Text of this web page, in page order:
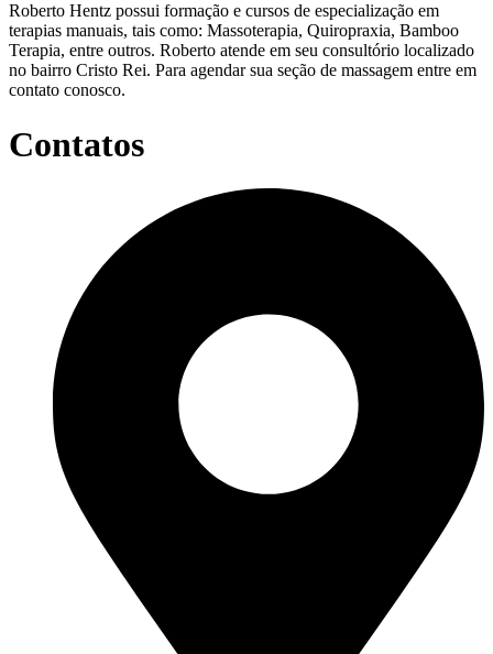
Roberto Hentz possui formação e cursos de especialização em
terapias manuais, tais como: Massoterapia, Quiropraxia, Bamboo
Terapia, entre outros. Roberto atende em seu consultório localizado
no bairro Cristo Rei. Para agendar sua seção de massagem entre em
contato conosco.
Contatos